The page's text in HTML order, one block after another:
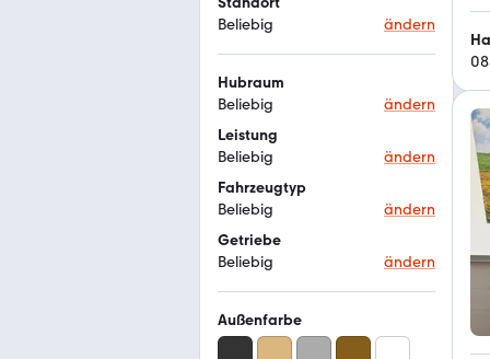
Beliebig
ändern
Hubraum
Beliebig
ändern
Leistung
Beliebig
ändern
Fahrzeugtyp
Beliebig
ändern
Getriebe
Beliebig
ändern
Außenfarbe